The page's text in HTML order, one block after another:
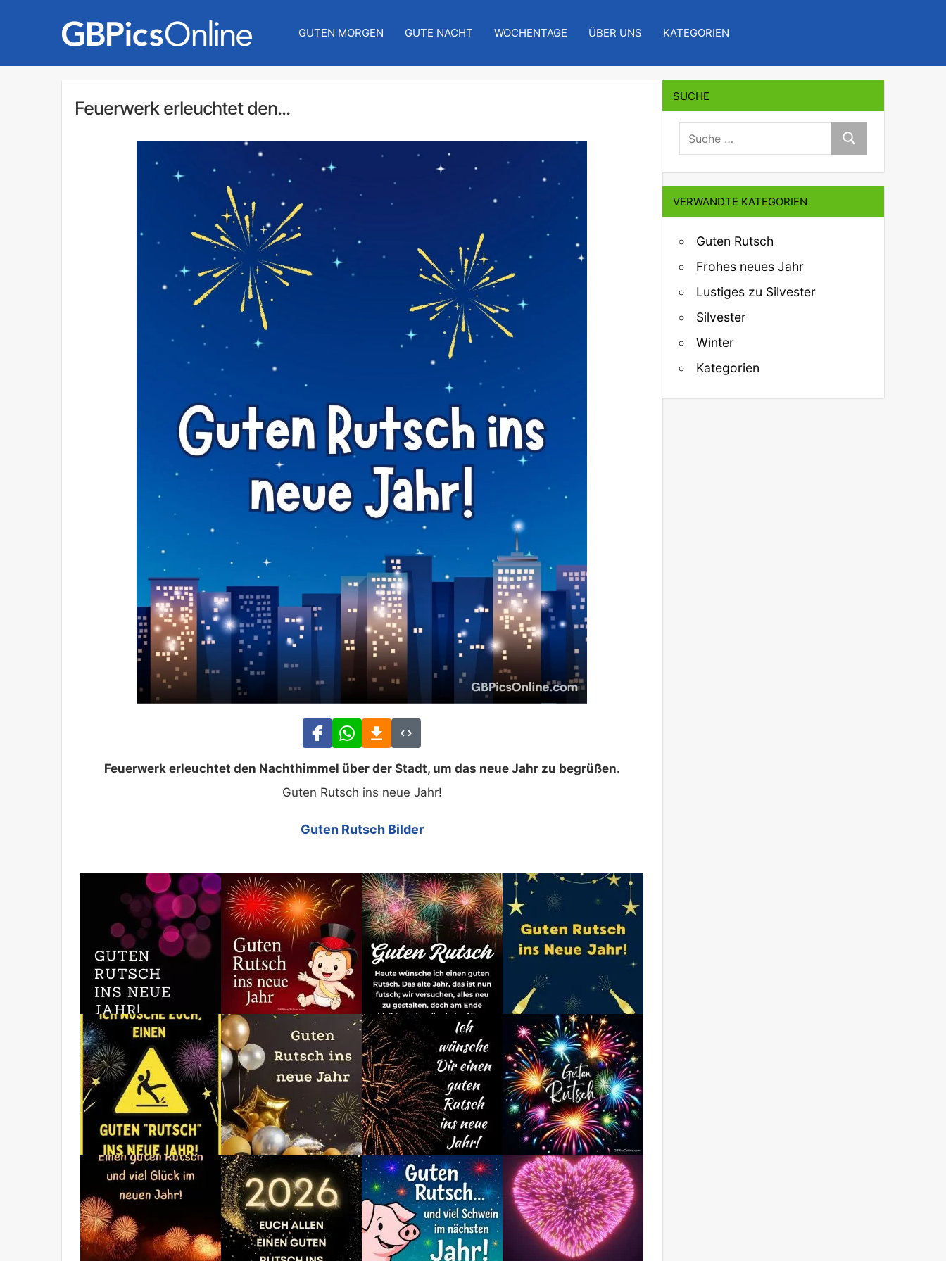
GUTEN MORGEN GUTE NACHT WOCHENTAGE ÜBER UNS KATEGORIEN
Feuerwerk erleuchtet den...
Feuerwerk erleuchtet den Nachthimmel über der Stadt, um das neue Jahr zu begrüßen.
Guten Rutsch ins neue Jahr!
Guten Rutsch Bilder
SUCHE
suche:
Suche
VERWANDTE KATEGORIEN
Guten Rutsch
Frohes neues Jahr
Lustiges zu Silvester
Silvester
Winter
Kategorien